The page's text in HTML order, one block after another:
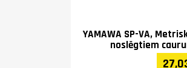
YAMAWA SP-VA,
noslēgtiem